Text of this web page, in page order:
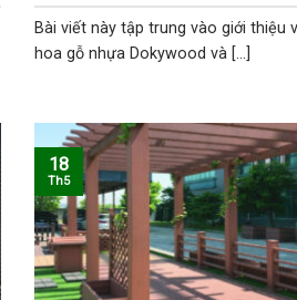
Bài viết này tập trung vào giới thiệu
hoa gỗ nhựa Dokywood và [...]
18
Th5